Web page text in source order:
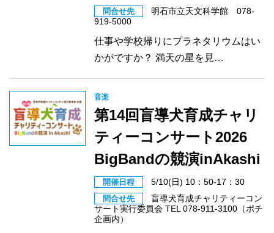
問合せ先
明石市立天文科学館 078-
919-5000
仕事や学校帰りにプラネタリウムはい
かがですか？ 満天の星を見…
音楽
第14回盲導犬育成チャリ
ティーコンサート2026
BigBandの競演inAkashi
開催日程 5/10(日) 10：50-17：30
問合せ先
盲導犬育成チャリティーコン
サート実行委員会 TEL 078-911-3100（ポチ
企画内）